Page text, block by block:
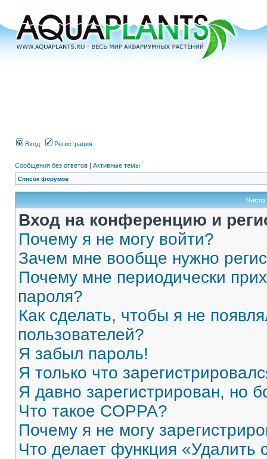
Вход Регистрация
Сообщения без ответов | Активные темы
Список форумов
Вход на конференцию и
Почему я не могу войти?
Зачем мне вообще нужно
Почему мне периодически
пароля?
Как сделать, чтобы я не
пользователей?
Я забыл пароль!
Я только что
Я давно зарегистрирован, но
Что такое COPPA?
Почему я не могу
Что делает функция «Удалить